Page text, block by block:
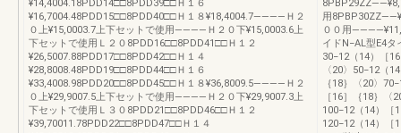
¥14,4004.18PDD14□□8PDD39□□Ｈ１６
¥16,7004.48PDD15□□8PDD40□□Ｈ１８¥18,4004.7――――Ｈ２
０上¥15,0003.7上下セットで使用――――Ｈ２０下¥15,0003.6上
下セットで使用Ｌ２０8PDD16□□8PDD41□□Ｈ１２
¥26,5007.88PDD17□□8PDD42□□Ｈ１４
¥28,8008.48PDD19□□8PDD44□□Ｈ１６
¥33,4008.98PDD20□□8PDD45□□Ｈ１８¥36,8009.5――――Ｈ２
０上¥29,9007.5上下セットで使用――――Ｈ２０下¥29,9007.3上
下セットで使用Ｌ３０8PDD21□□8PDD46□□Ｈ１２
¥39,70011.78PDD22□□8PDD47□□Ｈ１４
用
００用
イドN−AL型E4
30−12（14）［
〈20〉50−12（
｛18｝〈20〉
［16］｛18｝〈
100−12（14）［
120−12（14）［